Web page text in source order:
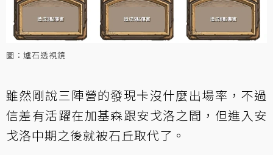
圖：爐石透視鏡
雖然剛說三陣營的發現卡沒什麼出場率，不過
信差有活躍在加基森跟安戈洛之間，但進入安
戈洛中期之後就被石丘取代了。